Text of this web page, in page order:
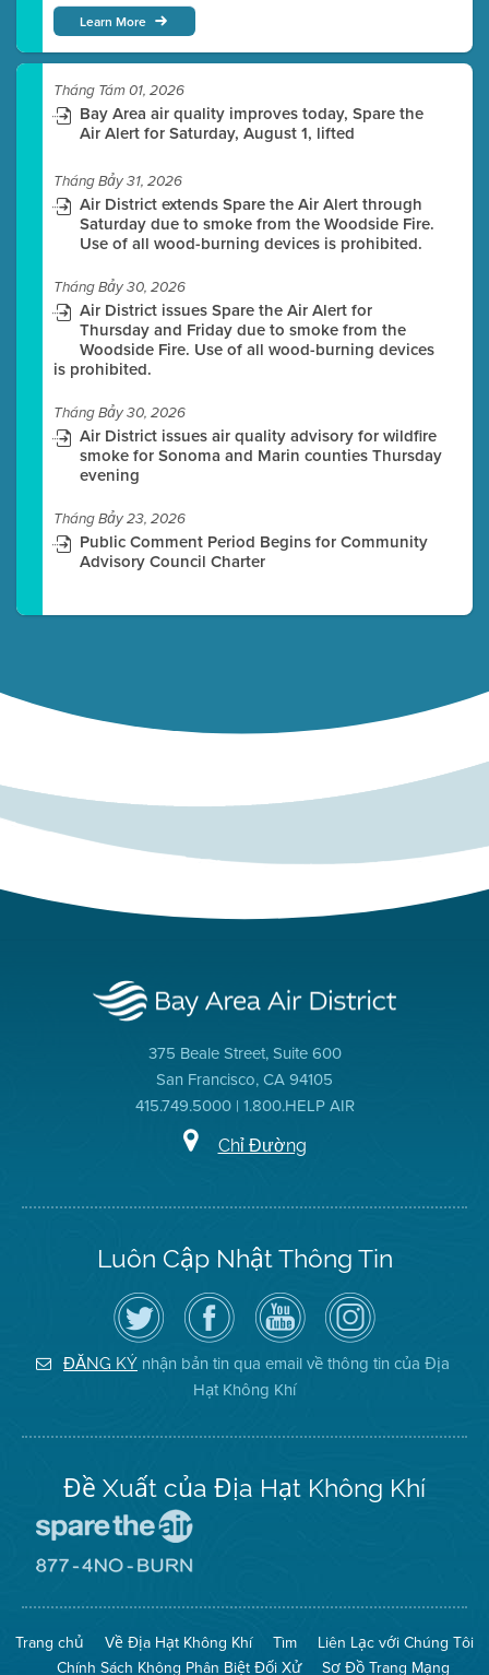
Learn More
Tháng Tám 01, 2026
Bay Area air quality improves today, Spare the
Air Alert for Saturday, August 1, lifted
Tháng Bảy 31, 2026
Air District extends Spare the Air Alert through
Saturday due to smoke from the Woodside Fire.
Use of all wood-burning devices is prohibited.
Tháng Bảy 30, 2026
Air District issues Spare the Air Alert for
Thursday and Friday due to smoke from the
Woodside Fire. Use of all wood-burning devices
is prohibited.
Tháng Bảy 30, 2026
Air District issues air quality advisory for wildfire
smoke for Sonoma and Marin counties Thursday
evening
Tháng Bảy 23, 2026
Public Comment Period Begins for Community
Advisory Council Charter
375 Beale Street, Suite 600
San Francisco, CA 94105
415.749.5000 | 1.800.HELP AIR
Chỉ Đường
Luôn Cập Nhật Thông Tin
Hãy
theo
dõi
Địa
Hạt
Không
Truy
cập
Trang
Facebook
của
Địa
Hạt
Kênh
YouTube
của
Địa
Hạt
Không
Khí
Air
District
on
Instagram
ĐĂNG KÝ nhận bản tin qua email về thông tin của Địa
Hạt Không Khí
Đề Xuất của Địa Hạt Không Khí
The
(Bảo
Toàn
Mạng
No
Burn
Trang chủ Về Địa Hạt Không Khí Tìm
Liên Lạc với Chúng Tôi
Chính Sách Không Phân Biệt Đối Xử
Sơ Đồ Trang Mạng